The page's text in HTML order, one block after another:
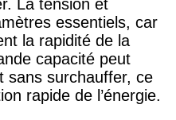
La tension et
essentiels, car
la rapidité de la
capacité peut
sans surchauffer, ce
rapide de l’énergie.